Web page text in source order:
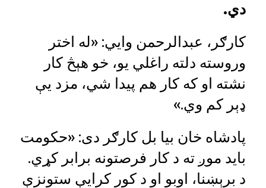
دي.
کارګر، عبدالرحمن وايي: «له اختر
وروسته دلته راغلي یو، خو هېڅ کار
نشته او که کار هم پیدا شي، مزد یې
ډېر کم وي.»
پادشاه ‌خان بیا بل کارګر دی: «حکومت
باید موږ ته د کار فرصتونه برابر کړي.
د برېښنا، اوبو او د کور کرایې ستونزې